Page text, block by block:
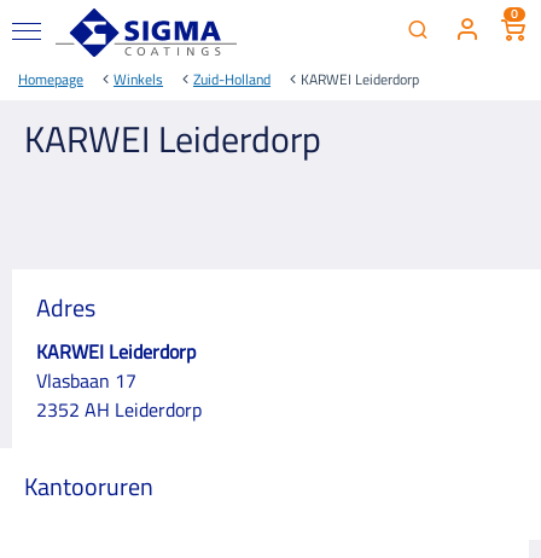
0
Homepage Winkels Zuid-Holland KARWEI Leiderdorp
KARWEI Leiderdorp
Adres
KARWEI Leiderdorp
Vlasbaan 17
2352 AH Leiderdorp
Kantooruren